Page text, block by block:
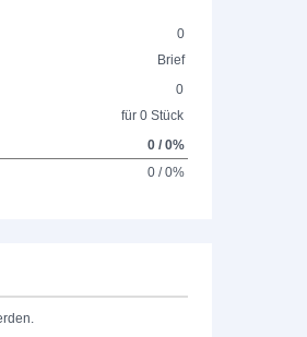
0
Brief
0
für 0 Stück
0 / 0%
0 / 0%